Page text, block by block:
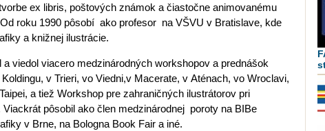
ex libris, poštových známok a čiastočne animovanému
roku 1990 pôsobí ako profesor na VŠVU v Bratislave, kde
a knižnej ilustrácie.
a viedol viacero medzinárodných workshopov a prednášok
v Trieri, vo Viedni,v Macerate, v Aténach, vo Wroclavi,
a tiež Workshop pre zahraničných ilustrátorov pri
pôsobil ako člen medzinárodnej poroty na BIBe
v Brne, na Bologna Book Fair a iné.